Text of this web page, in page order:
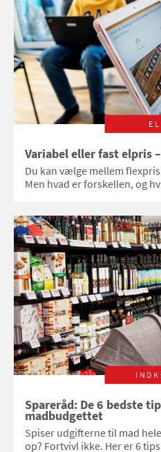
EL
Variabel eller fast elpris
Du kan vælge mellem
Men hvad er forskellen, og
Spareråd: De 6 bedste
madbudgettet
Spiser udgifterne til mad
op? Fortvivl ikke. Her er 6